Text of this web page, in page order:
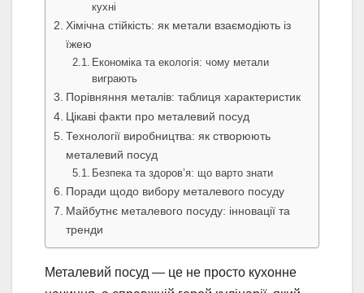
кухні
Хімічна стійкість: як метали взаємодіють із
їжею
Економіка та екологія: чому метали
виграють
Порівняння металів: таблиця характеристик
Цікаві факти про металевий посуд
Технології виробництва: як створюють
металевий посуд
Безпека та здоров’я: що варто знати
Поради щодо вибору металевого посуду
Майбутнє металевого посуду: інновації та
тренди
Металевий посуд — це не просто кухонне